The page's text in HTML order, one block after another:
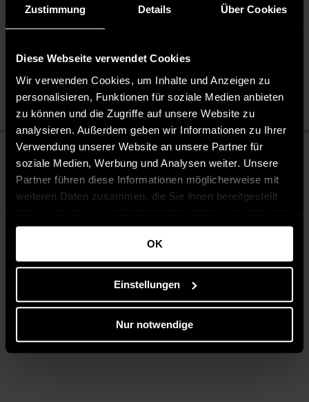
Zustimmung Details Über Cookies
Diese Webseite verwendet Cookies
Wir verwenden Cookies, um Inhalte und Anzeigen zu
personalisieren, Funktionen für soziale Medien anbieten
zu können und die Zugriffe auf unsere Website zu
analysieren. Außerdem geben wir Informationen zu Ihrer
Verwendung unserer Website an unsere Partner für
soziale Medien, Werbung und Analysen weiter. Unsere
Partner führen diese Informationen möglicherweise mit
weiteren Daten zusammen, die Sie ihnen bereitgestellt
gesammelt haben.
OK
Einstellungen
Nur notwendige
Pflegehinweise
Bleichen nicht erlaubt
Bügeln mit mittlerer Temperatur